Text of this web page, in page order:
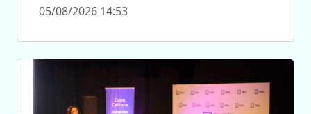
05/08/2026 14:53